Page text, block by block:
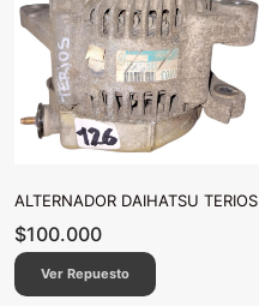
ALTERNADOR DAIHATSU TERIOS
$100.000
Ver Repuesto